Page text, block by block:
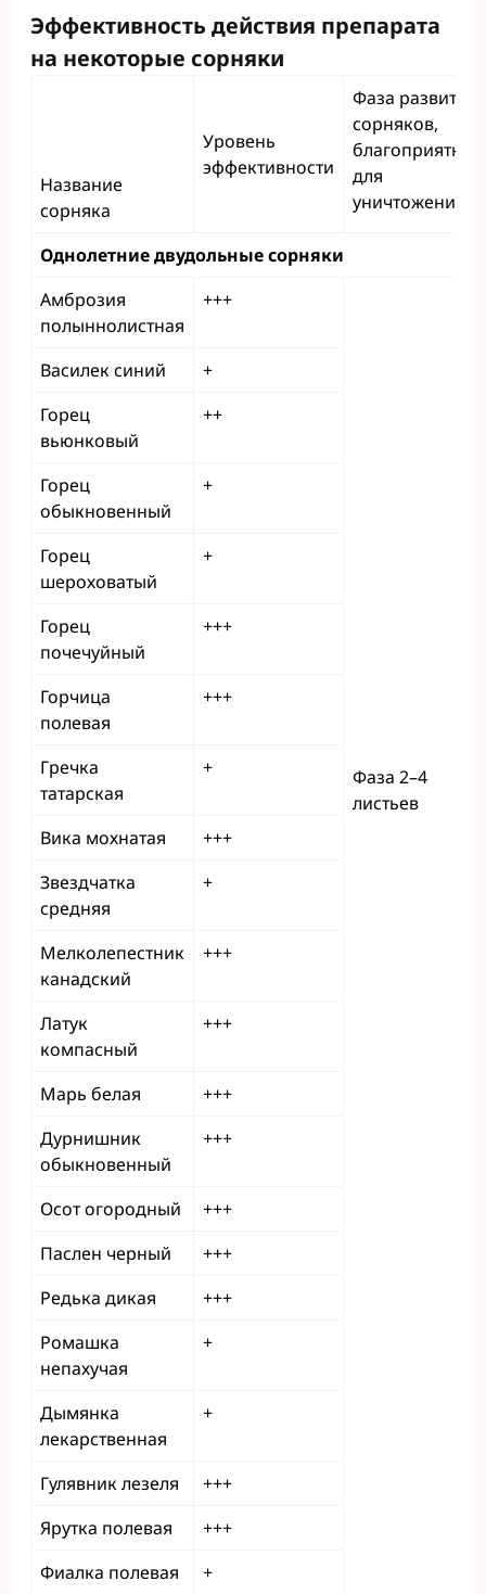
Эффективность действия препарата
на некоторые сорняки
Название
сорняка
Уровень
эффективности
Фаза развития
сорняков,
благоприятная
для
уничтожения
Однолетние двудольные сорняки
Амброзия
полыннолистная
+++
Фаза 2–4
листьев
Василек синий
+
Горец
вьюнковый
++
Горец
обыкновенный
+
Горец
шероховатый
+
Горец
почечуйный
+++
Горчица
полевая
+++
Гречка
татарская
+
Вика мохнатая
+++
Звездчатка
средняя
+
Мелколепестник
канадский
+++
Латук
компасный
+++
Марь белая
+++
Дурнишник
обыкновенный
+++
Осот огородный
+++
Паслен черный
+++
Редька дикая
+++
Ромашка
непахучая
+
Дымянка
лекарственная
+
Гулявник лезеля
+++
Ярутка полевая
+++
Фиалка полевая
+